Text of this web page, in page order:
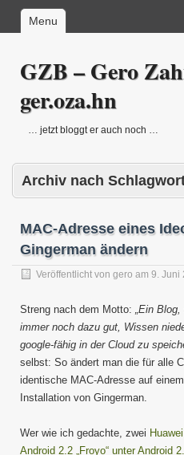
Menu
GZB – Gero
ger.oza.hn
… jetzt bloggt er auch noch …
Archiv nach
MAC-Adresse eines
Gingerman ändern
Veröffentlicht von gero am 9. Juni
Streng nach dem Motto: „Ein
immer noch dazu gut, Wissen
google-fähig in der Cloud zu
selbst: So ändert man die für alle
identische MAC-Adresse auf
Installation von Gingerman.
Wer wie ich gedachte, zwei
Android 2.2 „Froyo“ unter Android